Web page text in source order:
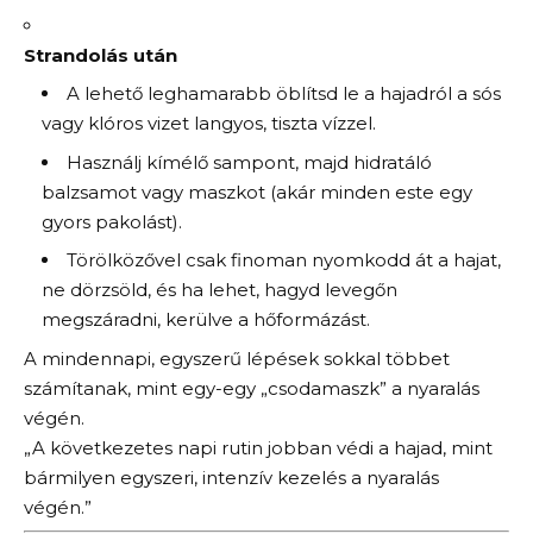
Strandolás után
A lehető leghamarabb öblítsd le a hajadról a sós
vagy klóros vizet langyos, tiszta vízzel.
Használj kímélő sampont, majd hidratáló
balzsamot vagy maszkot (akár minden este egy
gyors pakolást).
Törölközővel csak finoman nyomkodd át a hajat,
ne dörzsöld, és ha lehet, hagyd levegőn
megszáradni, kerülve a hőformázást.
A mindennapi, egyszerű lépések sokkal többet
számítanak, mint egy-egy „csodamaszk” a nyaralás
végén.
„A következetes napi rutin jobban védi a hajad, mint
bármilyen egyszeri, intenzív kezelés a nyaralás
végén.”